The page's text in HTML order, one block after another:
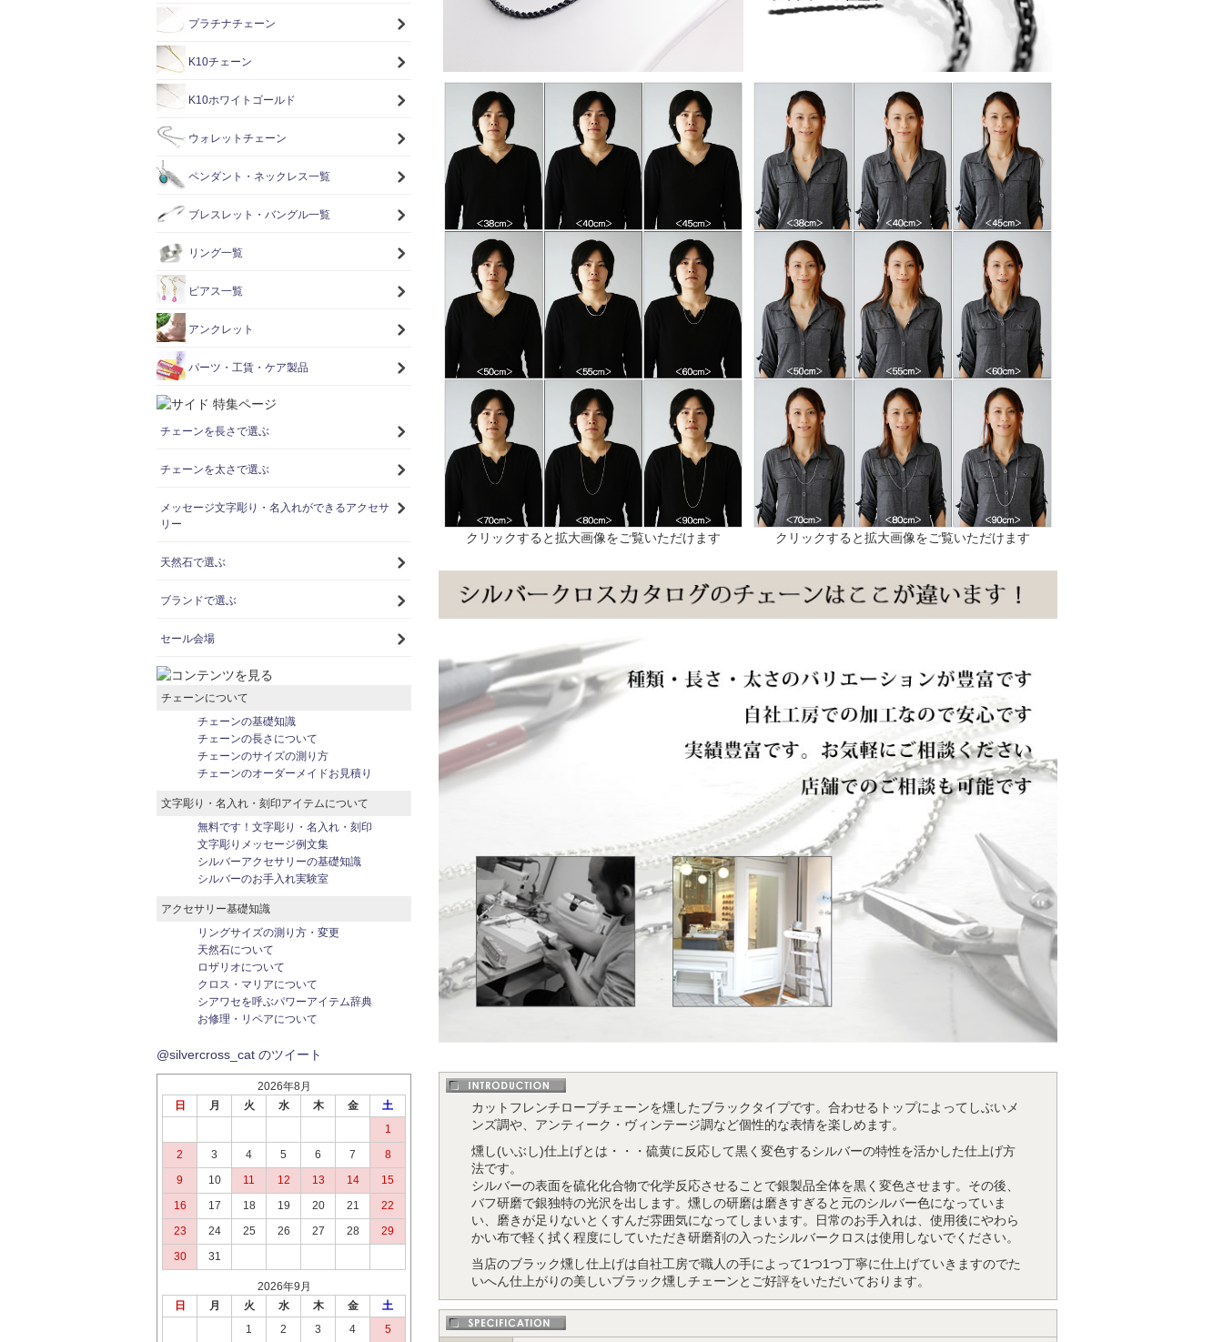
クリックすると拡大画像をご覧いただけます クリックすると拡大画像をご覧いただけます
カットフレンチロープチェーンを燻したブラックタイプです。合わせるトップによってしぶいメ
ンズ調や、アンティーク・ヴィンテージ調など個性的な表情を楽しめます。
燻し(いぶし)仕上げとは・・・硫黄に反応して黒く変色するシルバーの特性を活かした仕上げ方
法です。
シルバーの表面を硫化化合物で化学反応させることで銀製品全体を黒く変色させます。その後、
バフ研磨で銀独特の光沢を出します。燻しの研磨は磨きすぎると元のシルバー色になっていま
い、磨きが足りないとくすんだ雰囲気になってしまいます。日常のお手入れは、使用後にやわら
かい布で軽く拭く程度にしていただき研磨剤の入ったシルバークロスは使用しないでください。
当店のブラック燻し仕上げは自社工房で職人の手によって1つ1つ丁寧に仕上げていきますのでた
いへん仕上がりの美しいブラック燻しチェーンとご好評をいただいております。
プラチナチェーン
K10チェーン
K10ホワイトゴールド
ウォレットチェーン
ペンダント・ネックレス一覧
ブレスレット・バングル一覧
リング一覧
ピアス一覧
アンクレット
パーツ・工賃・ケア製品
チェーンを長さで選ぶ
チェーンを太さで選ぶ
メッセージ文字彫り・名入れができるアクセサ
リー
天然石で選ぶ
ブランドで選ぶ
セール会場
チェーンについて
チェーンの基礎知識
チェーンの長さについて
チェーンのサイズの測り方
チェーンのオーダーメイドお見積り
文字彫り・名入れ・刻印アイテムについて
無料です！文字彫り・名入れ・刻印
文字彫りメッセージ例文集
シルバーアクセサリーの基礎知識
シルバーのお手入れ実験室
アクセサリー基礎知識
リングサイズの測り方・変更
天然石について
ロザリオについて
クロス・マリアについて
シアワセを呼ぶパワーアイテム辞典
お修理・リペアについて
@silvercross_cat のツイート
2026年8月
日
月 火 水 木 金
土
1
2
3 4 5 6 7
8
9
10 11 12 13 14
15
16
17 18 19 20 21
22
23
24 25 26 27 28
29
30
31
2026年9月
日
月 火 水 木 金
土
1
2 3 4
5